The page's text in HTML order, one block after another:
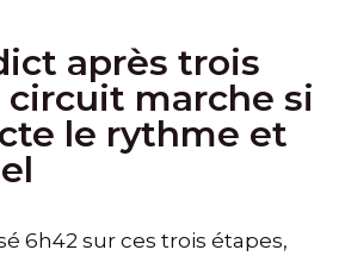
après trois
circuit marche si
le rythme et
6h42 sur ces trois étapes,